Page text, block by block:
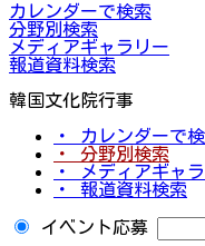
カレンダーで検索
分野別検索
メディアギャラリー
報道資料検索
韓国文化院行事
・ カレンダーで
・ 分野別検索
・ メディアギャ
・ 報道資料検索
イベント応募